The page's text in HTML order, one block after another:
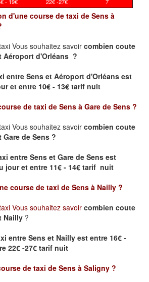
d'une course de taxi de Sens à
Vous souhaitez savoir combien coute
Aéroport d'Orléans ?
entre Sens et Aéroport d'Orléans est
et entre 10€ - 13€ tarif nuit
de taxi de Sens à Gare de Sens ?
Vous souhaitez savoir combien coute
de Sens ?
entre Sens et Gare de Sens est
jour et entre 11€ - 14€ tarif nuit
course de taxi de Sens à Nailly ?
Vous souhaitez savoir combien coute
Nailly ?
entre Sens et Nailly est entre 16€ -
22€ -27€ tarif nuit
de taxi de Sens à Saligny ?